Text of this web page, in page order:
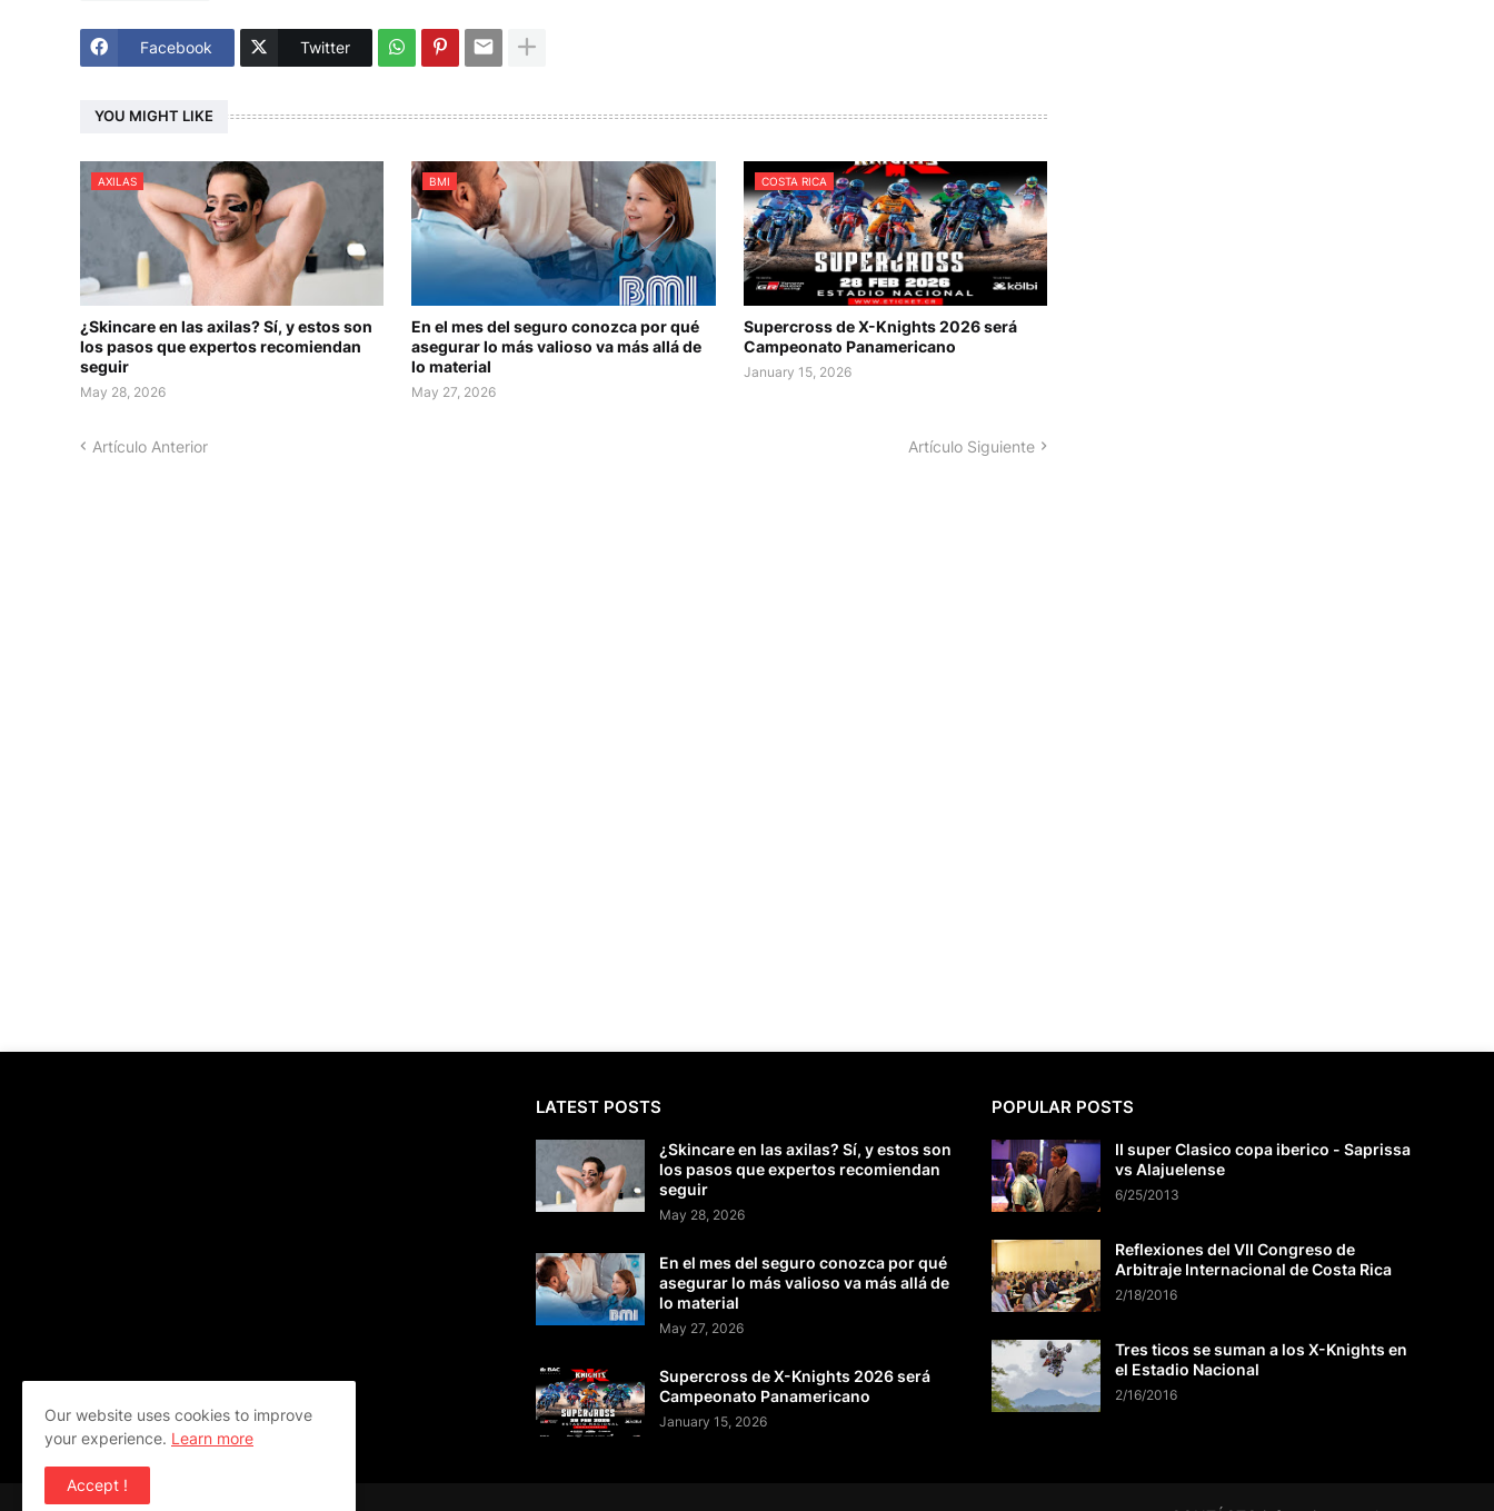
Facebook Twitter
YOU MIGHT LIKE
AXILAS
¿Skincare en las axilas? Sí, y estos son
los pasos que expertos recomiendan
seguir
May 28, 2026
BMI
En el mes del seguro conozca por qué
asegurar lo más valioso va más allá de
lo material
May 27, 2026
COSTA RICA
Supercross de X-Knights 2026 será
Campeonato Panamericano
January 15, 2026
Artículo Anterior Artículo Siguiente
LATEST POSTS
¿Skincare en las axilas? Sí, y estos son
los pasos que expertos recomiendan
seguir
May 28, 2026
En el mes del seguro conozca por qué
asegurar lo más valioso va más allá de
lo material
May 27, 2026
Supercross de X-Knights 2026 será
Campeonato Panamericano
January 15, 2026
POPULAR POSTS
II super Clasico copa iberico - Saprissa
vs Alajuelense
6/25/2013
Reflexiones del VII Congreso de
Arbitraje Internacional de Costa Rica
2/18/2016
Tres ticos se suman a los X-Knights en
el Estadio Nacional
2/16/2016
Our website uses cookies to improve
your experience. Learn more
Accept !